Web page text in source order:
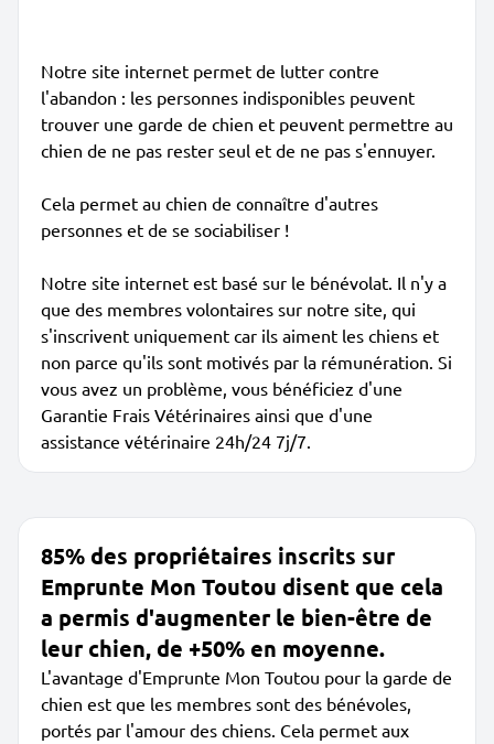
Notre site internet permet de lutter contre
l'abandon : les personnes indisponibles peuvent
trouver une garde de chien et peuvent permettre au
chien de ne pas rester seul et de ne pas s'ennuyer.
Cela permet au chien de connaître d'autres
personnes et de se sociabiliser !
Notre site internet est basé sur le bénévolat. Il n'y a
que des membres volontaires sur notre site, qui
s'inscrivent uniquement car ils aiment les chiens et
non parce qu'ils sont motivés par la rémunération. Si
vous avez un problème, vous bénéficiez d'une
Garantie Frais Vétérinaires ainsi que d'une
assistance vétérinaire 24h/24 7j/7.
85% des propriétaires inscrits sur
Emprunte Mon Toutou disent que cela
a permis d'augmenter le bien-être de
leur chien, de +50% en moyenne.
L'avantage d'Emprunte Mon Toutou pour la garde de
chien est que les membres sont des bénévoles,
portés par l'amour des chiens. Cela permet aux